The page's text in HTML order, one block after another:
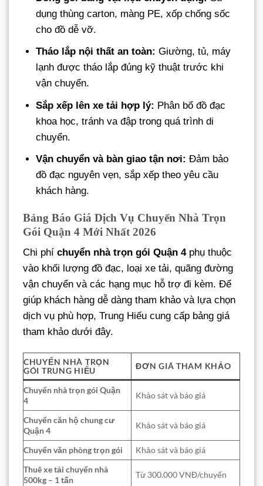
dụng thùng carton, màng PE, xốp chống sốc
cho đồ dễ vỡ.
Tháo lắp nội thất an toàn: Giường, tủ, máy
lạnh được tháo lắp đúng kỹ thuật trước khi
vận chuyển.
Sắp xếp lên xe tải hợp lý: Phân bổ đồ đạc
khoa học, tránh va đập trong quá trình di
chuyển.
Vận chuyển và bàn giao tận nơi: Đảm bảo
đồ đạc nguyên vẹn, sắp xếp theo yêu cầu
khách hàng.
Bảng Báo Giá Dịch Vụ Chuyển Nhà Trọn
Gói Quận 4 Mới Nhất 2026
Chi phí chuyển nhà trọn gói Quận 4phụ thuộc
vào khối lượng đồ đạc, loại xe tải, quãng đường
vận chuyển và các hạng mục hỗ trợ đi kèm. Để
giúp khách hàng dễ dàng tham khảo và lựa chọn
dịch vụ phù hợp, Trung Hiếu cung cấp bảng giá
tham khảo dưới đây.
CHUYỂN NHÀ TRỌN
GÓI TRUNG HIẾU
ĐƠN GIÁ THAM KHẢO
Chuyển nhà trọn gói Quận
4
Khảo sát và báo giá
Chuyển căn hộ chung cư
Quận 4
Khảo sát và báo giá
Chuyển văn phòng trọn gói
Khảo sát và báo giá
Thuê xe tải chuyển nhà
500kg – 1 tấn
Từ 300.000 VNĐ/chuyến